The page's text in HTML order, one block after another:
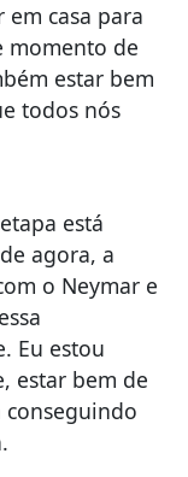
casa para
momento de
estar bem
todos nós
está
agora, a
o Neymar e
Eu estou
estar bem de